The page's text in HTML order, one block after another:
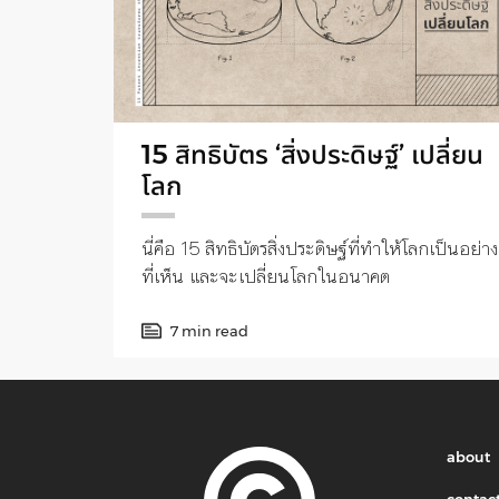
15 สิทธิบัตร ‘สิ่งประดิษฐ์’ เปลี่ยน
โลก
นี่คือ 15 สิทธิบัตรสิ่งประดิษฐ์ที่ทำให้โลกเป็นอย่าง
ที่เห็น และจะเปลี่ยนโลกในอนาคต
7 min read
about